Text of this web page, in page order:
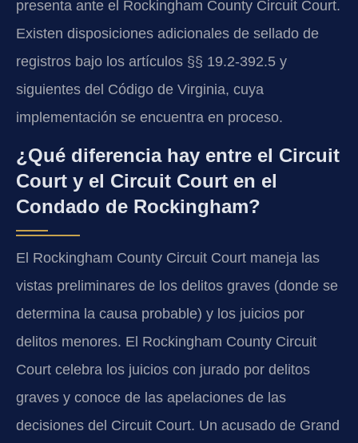
presenta ante el Rockingham County Circuit Court.
Existen disposiciones adicionales de sellado de
registros bajo los artículos §§ 19.2-392.5 y
siguientes del Código de Virginia, cuya
implementación se encuentra en proceso.
¿Qué diferencia hay entre el Circuit
Court y el Circuit Court en el
Condado de Rockingham?
El Rockingham County Circuit Court maneja las
vistas preliminares de los delitos graves (donde se
determina la causa probable) y los juicios por
delitos menores. El Rockingham County Circuit
Court celebra los juicios con jurado por delitos
graves y conoce de las apelaciones de las
decisiones del Circuit Court. Un acusado de Grand